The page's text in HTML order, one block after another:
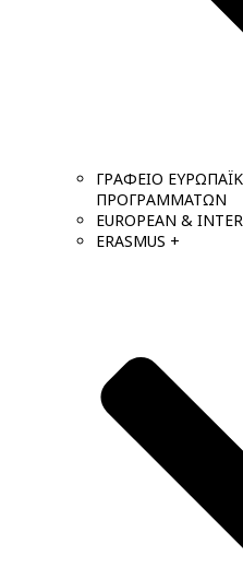
ΓΡΑΦΕΙΟ
ΠΡΟΓΡΑΜΜΑΤΩΝ
EUROPEAN &
ERASMUS +